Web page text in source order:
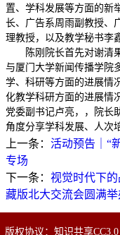
置、学科发展等方面的新
长、广告系周雨副教授、
理教授，以及教学秘书李
陈刚院长首先对谢清
与厦门大学新闻传播学院
学、科研等方面的进展情
化教学科研方面的进展情
党委副书记卢亮，，院长
角度分享学科发展、人次
上一条： 活动预告｜“
专场
下一条： 视觉时代下
藏版北大交流会圆满举
版权协议：知识共享